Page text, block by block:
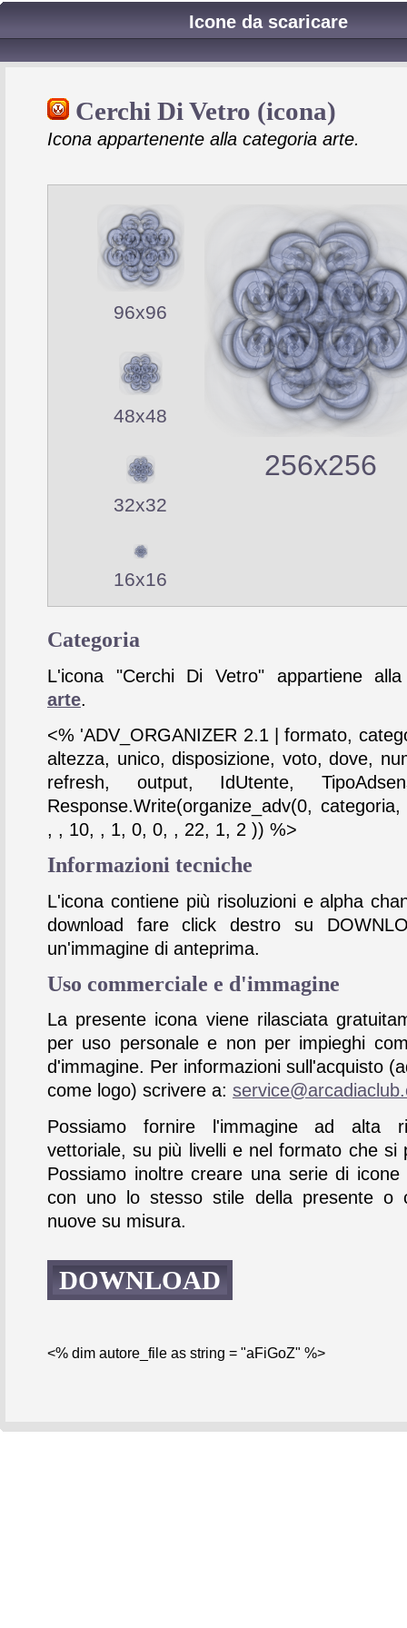
Icone da scaricare
Cerchi Di Vetro (icona)
Icona appartenente alla categoria arte.
96x96
48x48
32x32
16x16
256x256
Categoria
L'icona "Cerchi Di Vetro" appartiene alla
arte.
<% 'ADV_ORGANIZER 2.1 | formato,
altezza, unico, disposizione, voto, dove,
refresh, output, IdUtente,
Response.Write(organize_adv(0,
, , 10, , 1, 0, 0, , 22, 1, 2 )) %>
Informazioni tecniche
L'icona contiene più risoluzioni e alpha
download fare click destro su
un'immagine di anteprima.
Uso commerciale e d'immagine
La presente icona viene rilasciata
per uso personale e non per impieghi
d'immagine. Per informazioni sull'acquisto
come logo) scrivere a:
Possiamo fornire l'immagine ad alta
vettoriale, su più livelli e nel formato che si
Possiamo inoltre creare una serie di icone
con uno lo stesso stile della presente o
nuove su misura.
DOWNLOAD
<% dim autore_file as string = "aFiGoZ" %>